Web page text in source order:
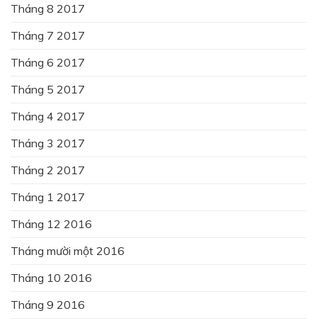
Tháng 8 2017
Tháng 7 2017
Tháng 6 2017
Tháng 5 2017
Tháng 4 2017
Tháng 3 2017
Tháng 2 2017
Tháng 1 2017
Tháng 12 2016
Tháng mười một 2016
Tháng 10 2016
Tháng 9 2016